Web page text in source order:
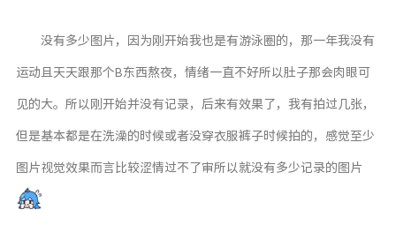
没有多少图片，因为刚开始我也是有游泳圈的，那一年我没有
运动且天天跟那个B东西熬夜，情绪一直不好所以肚子那会肉眼可
见的大。所以刚开始并没有记录，后来有效果了，我有拍过几张，
但是基本都是在洗澡的时候或者没穿衣服裤子时候拍的，感觉至少
图片视觉效果而言比较涩情过不了审所以就没有多少记录的图片